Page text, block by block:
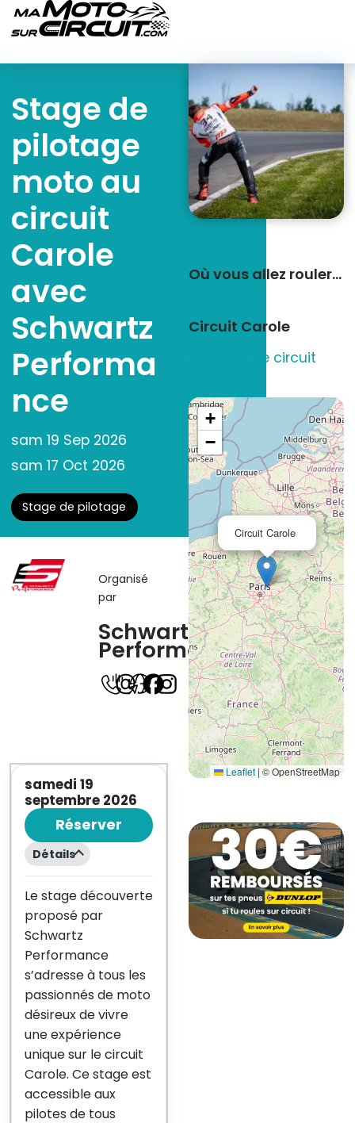
Stage de
pilotage
moto au
circuit
Carole
avec
Schwartz
Performa
nce
sam 19 Sep 2026
sam 17 Oct 2026
Stage de pilotage
Organisé
par
Schwartz
Performance
samedi 19
septembre 2026
Réserver
Détails
Le stage découverte
proposé par
Schwartz
Performance
s’adresse à tous les
passionnés de moto
désireux de vivre
une expérience
unique sur le circuit
Carole. Ce stage est
accessible aux
pilotes de tous
Où vous allez rouler…
Circuit Carole
Découvrir le circuit
Circuit Carole
+
−
Leaflet | © OpenStreetMap